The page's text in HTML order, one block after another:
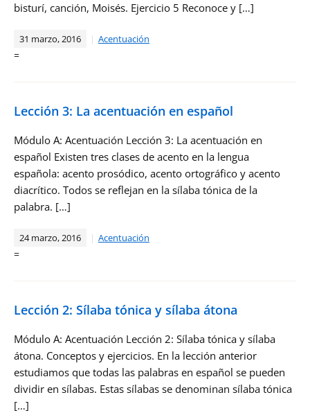
bisturí, canción, Moisés. Ejercicio 5 Reconoce y […]
31 marzo, 2016 Acentuación
=
Lección 3: La acentuación en español
Módulo A: Acentuación Lección 3: La acentuación en
español Existen tres clases de acento en la lengua
española: acento prosódico, acento ortográfico y acento
diacrítico. Todos se reflejan en la sílaba tónica de la
palabra. […]
24 marzo, 2016 Acentuación
=
Lección 2: Sílaba tónica y sílaba átona
Módulo A: Acentuación Lección 2: Sílaba tónica y sílaba
átona. Conceptos y ejercicios. En la lección anterior
estudiamos que todas las palabras en español se pueden
dividir en sílabas. Estas sílabas se denominan sílaba tónica
[…]